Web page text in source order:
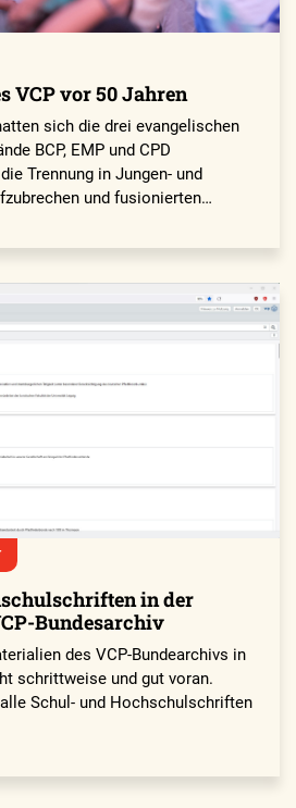
VCP vor 50 Jahren
sich die drei evangelischen
BCP, EMP und CPD
Trennung in Jungen- und
und fusionierten…
in der
Bundesarchiv
des VCP-Bundearchivs in
schrittweise und gut voran.
Schul- und Hochschulschriften